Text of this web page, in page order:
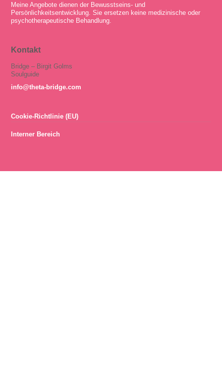
Meine Angebote dienen der Bewusstseins- und
Persönlichkeitsentwicklung. Sie ersetzen keine medizinische oder
psychotherapeutische Behandlung.
Kontakt
Bridge – Birgit Golms
Soulguide
info@theta-bridge.com
Cookie-Richtlinie (EU)
Interner Bereich